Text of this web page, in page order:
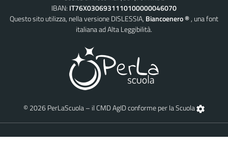
IBAN: IT76X0306931110100000046070
Questo sito utilizza, nella versione DISLESSIA, Biancoenero ®, una font
italiana ad Alta Leggibilità.
© 2026 PerLaScuola – il CMD AgID conforme per la Scuola